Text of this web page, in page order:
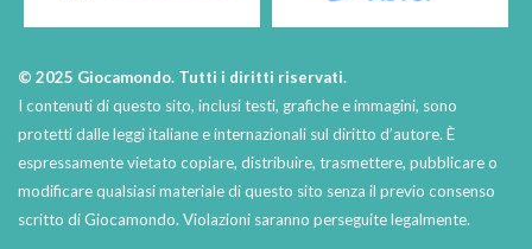
© 2025 Giocamondo. Tutti i diritti riservati.
I contenuti di questo sito, inclusi testi, grafiche e immagini, sono
protetti dalle leggi italiane e internazionali sul diritto d’autore. È
espressamente vietato copiare, distribuire, trasmettere, pubblicare o
modificare qualsiasi materiale di questo sito senza il previo consenso
scritto di Giocamondo. Violazioni saranno perseguite legalmente.